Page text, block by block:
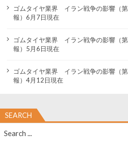
ゴムタイヤ業界 イラン戦争の影響（
報）6月7日現在
ゴムタイヤ業界 イラン戦争の影響（
報）5月6日現在
ゴムタイヤ業界 イラン戦争の影響（
報）4月12日現在
SEARCH
for: